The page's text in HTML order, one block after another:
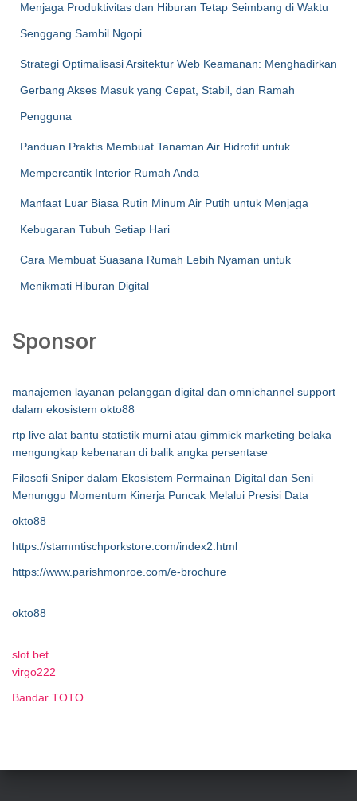
Menjaga Produktivitas dan Hiburan Tetap Seimbang di Waktu
Senggang Sambil Ngopi
Strategi Optimalisasi Arsitektur Web Keamanan: Menghadirkan
Gerbang Akses Masuk yang Cepat, Stabil, dan Ramah
Pengguna
Panduan Praktis Membuat Tanaman Air Hidrofit untuk
Mempercantik Interior Rumah Anda
Manfaat Luar Biasa Rutin Minum Air Putih untuk Menjaga
Kebugaran Tubuh Setiap Hari
Cara Membuat Suasana Rumah Lebih Nyaman untuk
Menikmati Hiburan Digital
Sponsor
manajemen layanan pelanggan digital dan omnichannel support
dalam ekosistem okto88
rtp live alat bantu statistik murni atau gimmick marketing belaka
mengungkap kebenaran di balik angka persentase
Filosofi Sniper dalam Ekosistem Permainan Digital dan Seni
Menunggu Momentum Kinerja Puncak Melalui Presisi Data
okto88
https://stammtischporkstore.com/index2.html
https://www.parishmonroe.com/e-brochure
okto88
slot bet
virgo222
Bandar TOTO